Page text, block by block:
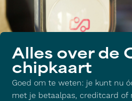
Alles over de
chipkaart
Goed om te weten: je kunt nu
met je betaalpas, creditcard of